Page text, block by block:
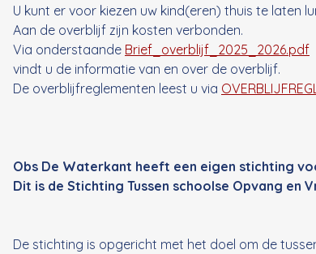
U kunt er voor kiezen uw kind(eren) thuis te laten
Aan de overblijf zijn kosten verbonden.
Via onderstaande Brief_overblijf_2025_2026.pdf
vindt u de informatie van en over de overblijf.
De overblijfreglementen leest u via
Obs De Waterkant heeft een eigen stichting
Dit is de Stichting Tussen schoolse Opvang en
De stichting is opgericht met het doel om de